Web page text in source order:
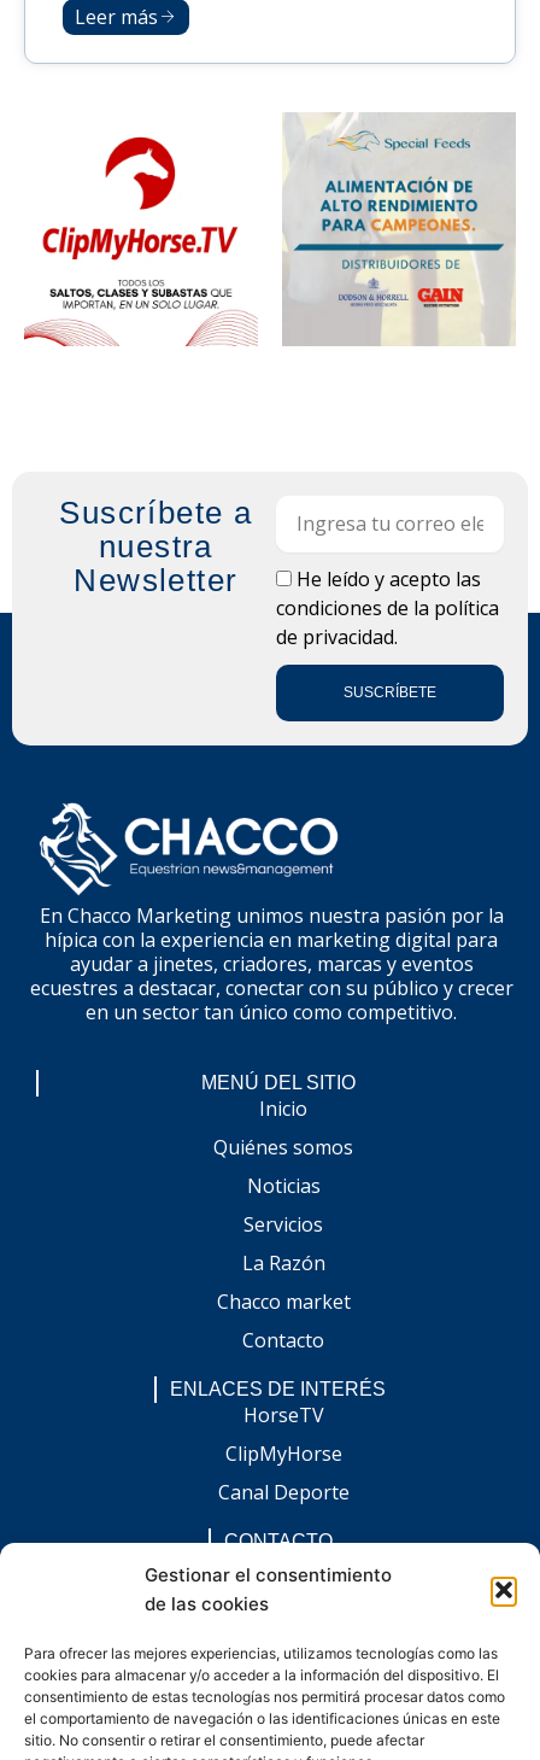
Gestionar el consentimiento
de las cookies
Para ofrecer las mejores experiencias, utilizamos tecnologías como las
cookies para almacenar y/o acceder a la información del dispositivo. El
consentimiento de estas tecnologías nos permitirá procesar datos como
el comportamiento de navegación o las identificaciones únicas en este
sitio. No consentir o retirar el consentimiento, puede afectar
Leer más
Suscríbete a
nuestra
Newsletter
LOPDHe leído y acepto las
condiciones de la política
de privacidad.
SUSCRÍBETE
En Chacco Marketing unimos nuestra pasión por la
hípica con la experiencia en marketing digital para
ayudar a jinetes, criadores, marcas y eventos
ecuestres a destacar, conectar con su público y crecer
en un sector tan único como competitivo.
MENÚ DEL SITIO
Inicio
Quiénes somos
Noticias
Servicios
La Razón
Chacco market
Contacto
ENLACES DE INTERÉS
HorseTV
ClipMyHorse
Canal Deporte
CONTACTO
comunicacion@chaccoinfo.com
Presentes en todo el ámbito nacional
F
a
c
e
b
I
n
s
t
a
L
i
n
k
e
E
n
v
e
l
W
h
a
t
s